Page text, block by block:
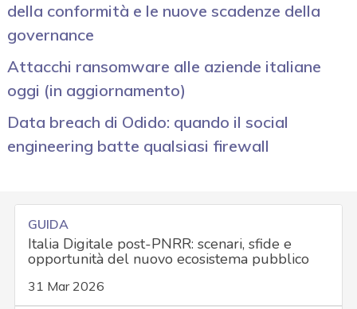
della conformità e le nuove scadenze della
governance
Attacchi ransomware alle aziende italiane
oggi (in aggiornamento)
Data breach di Odido: quando il social
engineering batte qualsiasi firewall
GUIDA
Italia Digitale post-PNRR: scenari, sfide e
opportunità del nuovo ecosistema pubblico
31 Mar 2026